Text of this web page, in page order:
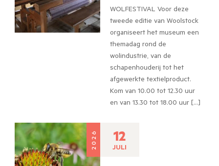
WOLFESTIVAL Voor deze
tweede editie van Woolstock
organiseert het museum een
themadag rond de
wolindustrie, van de
schapenhouderij tot het
afgewerkte textielproduct.
Kom van 10.00 tot 12.30 uur
en van 13.30 tot 18.00 uur […]
2026 12
JULI